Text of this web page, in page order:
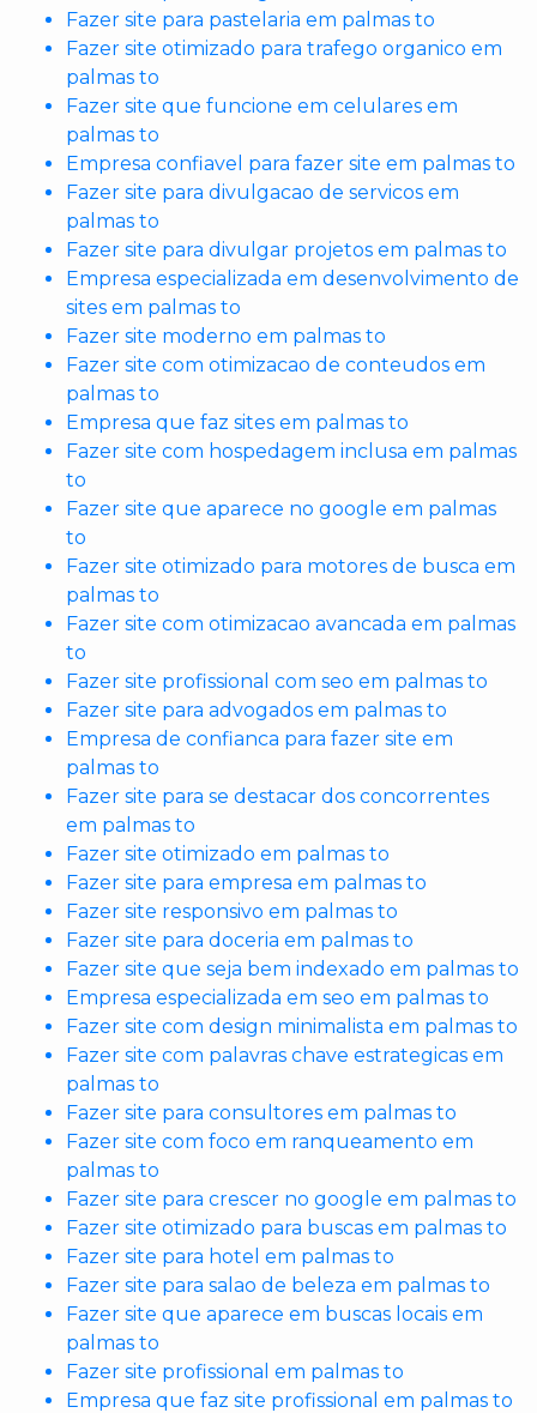
Fazer site para pastelaria em palmas to
Fazer site otimizado para trafego organico em
palmas to
Fazer site que funcione em celulares em
palmas to
Empresa confiavel para fazer site em palmas to
Fazer site para divulgacao de servicos em
palmas to
Fazer site para divulgar projetos em palmas to
Empresa especializada em desenvolvimento de
sites em palmas to
Fazer site moderno em palmas to
Fazer site com otimizacao de conteudos em
palmas to
Empresa que faz sites em palmas to
Fazer site com hospedagem inclusa em palmas
to
Fazer site que aparece no google em palmas
to
Fazer site otimizado para motores de busca em
palmas to
Fazer site com otimizacao avancada em palmas
to
Fazer site profissional com seo em palmas to
Fazer site para advogados em palmas to
Empresa de confianca para fazer site em
palmas to
Fazer site para se destacar dos concorrentes
em palmas to
Fazer site otimizado em palmas to
Fazer site para empresa em palmas to
Fazer site responsivo em palmas to
Fazer site para doceria em palmas to
Fazer site que seja bem indexado em palmas to
Empresa especializada em seo em palmas to
Fazer site com design minimalista em palmas to
Fazer site com palavras chave estrategicas em
palmas to
Fazer site para consultores em palmas to
Fazer site com foco em ranqueamento em
palmas to
Fazer site para crescer no google em palmas to
Fazer site otimizado para buscas em palmas to
Fazer site para hotel em palmas to
Fazer site para salao de beleza em palmas to
Fazer site que aparece em buscas locais em
palmas to
Fazer site profissional em palmas to
Empresa que faz site profissional em palmas to